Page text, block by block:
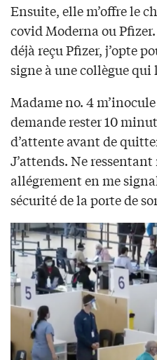
Ensuite, elle m’offre le
covid Moderna ou
déjà reçu Pfizer, j’opte
signe à une collègue
Madame no. 4
demande rester 10
d’attente avant de
J’attends. Ne
allégrement en me
sécurité de la porte de